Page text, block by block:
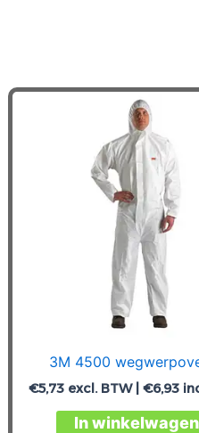
3M 4500
€5,73 excl. BTW |€6,93
In winkelwagen